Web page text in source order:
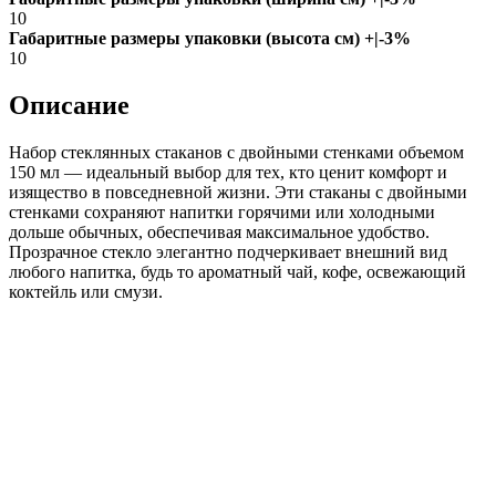
10
Габаритные размеры упаковки (высота см) +|-3%
10
Описание
Набор стеклянных стаканов с двойными стенками объемом
150 мл — идеальный выбор для тех, кто ценит комфорт и
изящество в повседневной жизни. Эти стаканы с двойными
стенками сохраняют напитки горячими или холодными
дольше обычных, обеспечивая максимальное удобство.
Прозрачное стекло элегантно подчеркивает внешний вид
любого напитка, будь то ароматный чай, кофе, освежающий
коктейль или смузи.